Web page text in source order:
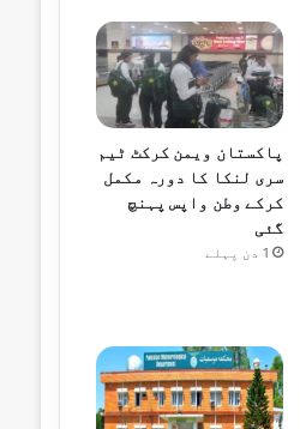
پاکستان ویمن کرکٹ ٹیم
سری لنکا کا دورہ مکمل
کرکے وطن واپس پہنچ
گئی
1 دن پہلے